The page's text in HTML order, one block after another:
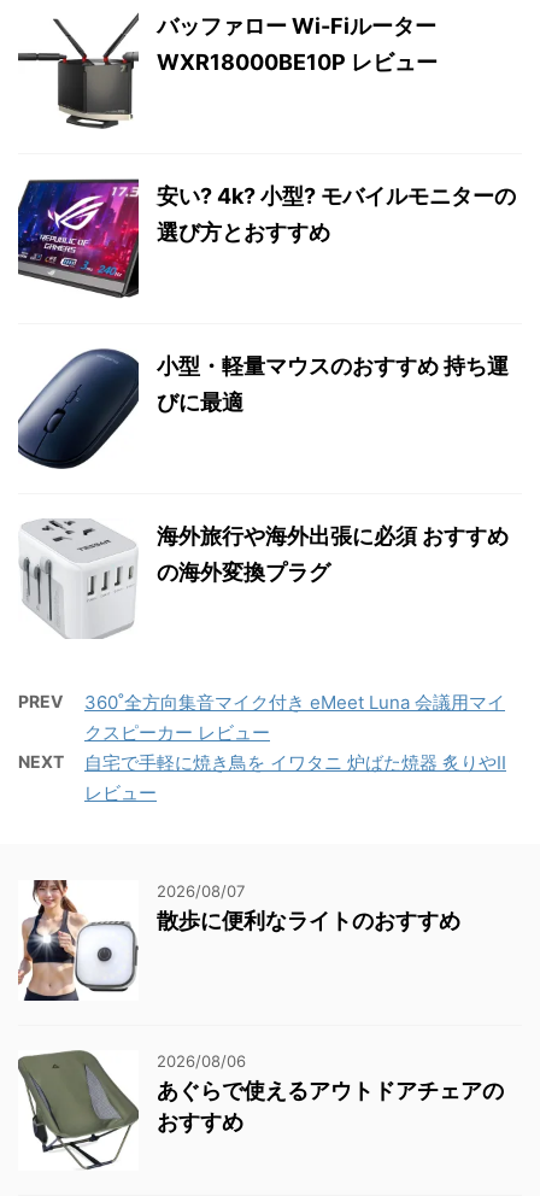
バッファロー Wi-Fiルーター
WXR18000BE10P レビュー
安い? 4k? 小型? モバイルモニターの
選び方とおすすめ
小型・軽量マウスのおすすめ 持ち運
びに最適
海外旅行や海外出張に必須 おすすめ
の海外変換プラグ
PREV
360˚全方向集音マイク付き eMeet Luna 会議用マイ
クスピーカー レビュー
NEXT
自宅で手軽に焼き鳥を イワタニ 炉ばた焼器 炙りやII
レビュー
2026/08/07
散歩に便利なライトのおすすめ
2026/08/06
あぐらで使えるアウトドアチェアの
おすすめ